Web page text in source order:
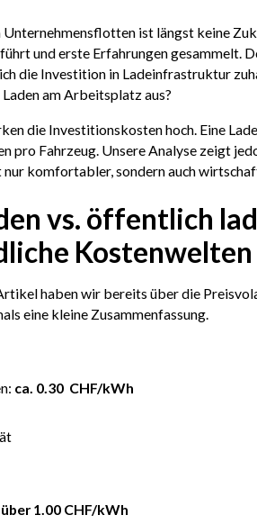
ist längst keine
und erste Erfahrungen gesammelt.
die Investition in Ladeinfrastruktur
am Arbeitsplatz aus?
die Investitionskosten hoch. Eine
pro Fahrzeug. Unsere Analyse zeigt
nur komfortabler, sondern auch
vs. öffentlich
Kostenwelten
haben wir bereits über die
eine kleine Zusammenfassung.
ca. 0.30 CHF/kWh
1.00 CHF/kWh